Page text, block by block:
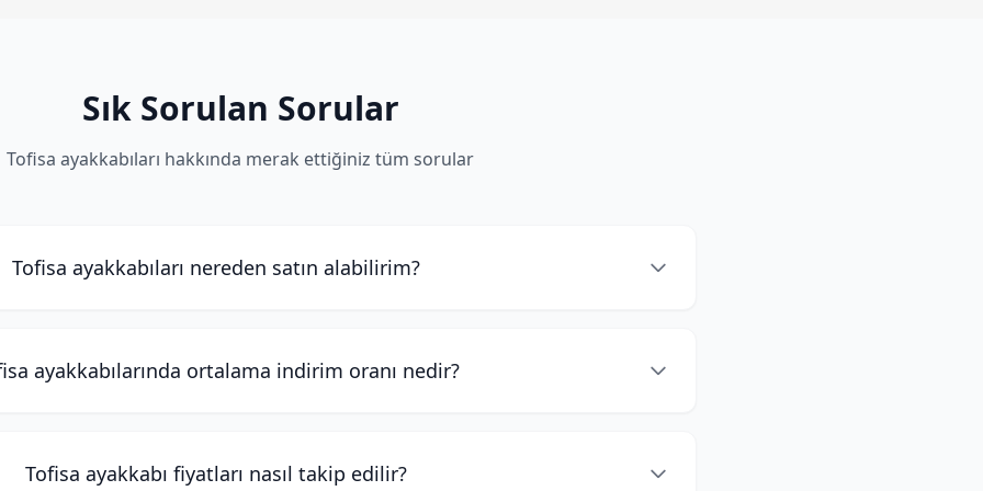
Sık Sorulan Sorular
Tofisa ayakkabıları hakkında merak ettiğiniz tüm sorular
Tofisa ayakkabıları nereden satın alabilirim?
ayakkabılarında ortalama indirim oranı nedir?
Tofisa ayakkabı fiyatları nasıl takip edilir?